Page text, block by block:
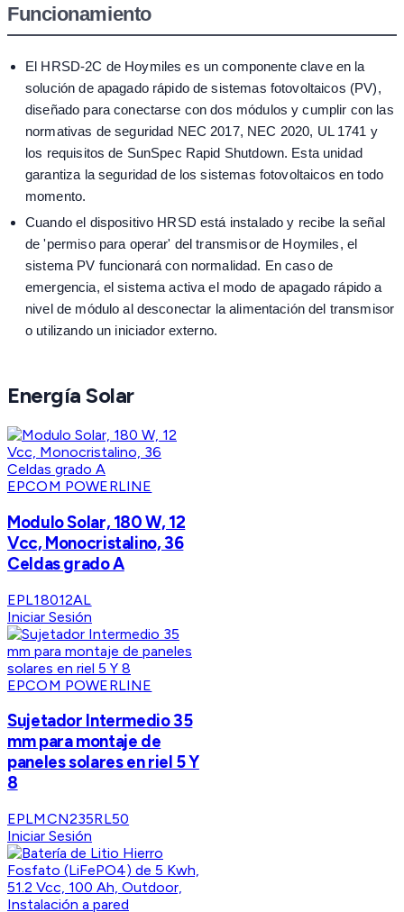
Funcionamiento
El HRSD-2C de Hoymiles es un componente clave en la
solución de apagado rápido de sistemas fotovoltaicos (PV),
diseñado para conectarse con dos módulos y cumplir con las
normativas de seguridad NEC 2017, NEC 2020, UL 1741 y
los requisitos de SunSpec Rapid Shutdown. Esta unidad
garantiza la seguridad de los sistemas fotovoltaicos en todo
momento.
Cuando el dispositivo HRSD está instalado y recibe la señal
de 'permiso para operar' del transmisor de Hoymiles, el
sistema PV funcionará con normalidad. En caso de
emergencia, el sistema activa el modo de apagado rápido a
nivel de módulo al desconectar la alimentación del transmisor
o utilizando un iniciador externo.
Energía Solar
EPCOM POWERLINE
Modulo Solar, 180 W, 12
Vcc, Monocristalino, 36
Celdas grado A
EPL18012AL
Iniciar Sesión
EPCOM POWERLINE
Sujetador Intermedio 35
mm para montaje de
paneles solares en riel 5 Y
8
EPLMCN235RL50
Iniciar Sesión